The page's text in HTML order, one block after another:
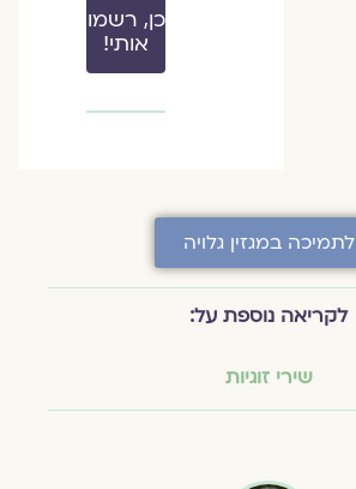
כן, רשמו
אותי!
לתמיכה במגזין גלויה
לקריאה נוספת על:
שירי זוגיות